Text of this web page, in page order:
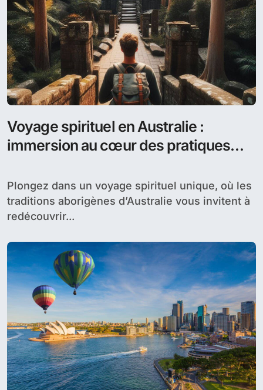
Voyage spirituel en Australie :
immersion au cœur des pratiques
Plongez dans un voyage spirituel unique, où les
traditions aborigènes d’Australie vous invitent à
redécouvrir...